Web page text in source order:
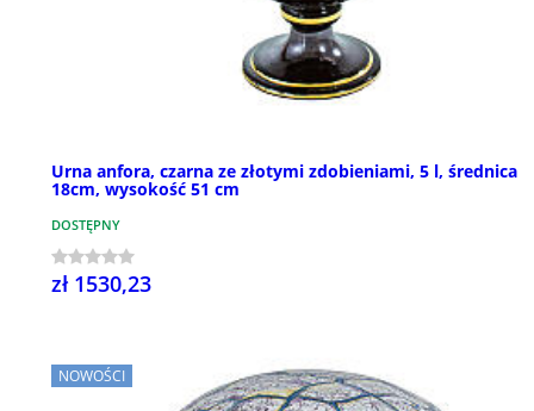
Urna anfora, czarna ze złotymi zdobieniami, 5 l, średnica
18cm, wysokość 51 cm
DOSTĘPNY
zł 1530,23
NOWOŚCI